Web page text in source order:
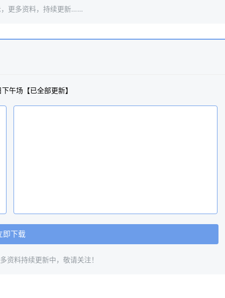
，更多资料，持续更新……
午场【已全部更新】
即下载
资料持续更新中，敬请关注！